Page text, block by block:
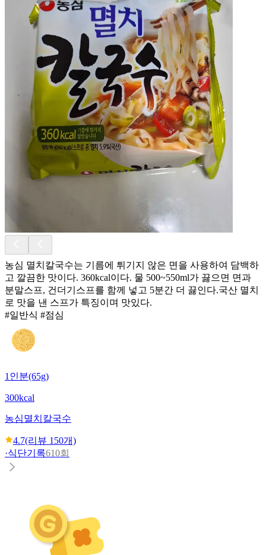
농심 멸치칼국수는 기름에 튀기지 않은 면을 사용하여 담백하
고 깔끔한 맛이다. 360kcal이다. 물 500~550ml가 끓으면 면과
분말스프, 건더기스프를 함께 넣고 5분간 더 끓인다.국산 멸치
로 맛을 낸 스프가 특징이며 맛있다.
#일반식 #점심
1인분(65g)
300kcal
농심멸치칼국수
4.7(리뷰 150개)
·식단기록610회